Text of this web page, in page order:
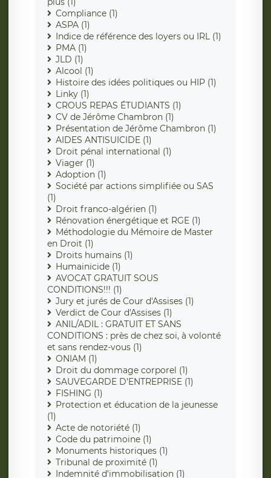
Compliance (1)
ASPA (1)
Indice de référence des loyers ou IRL (1)
PMA (1)
JLD (1)
Alcool (1)
Histoire des idées politiques ou HIP (1)
Linky (1)
CROUS REPAS ÉTUDIANTS (1)
CV de Jérôme Chambron (1)
Présentation de Jérôme Chambron (1)
AIDES ANTISUICIDE (1)
Droit pénal international (1)
Viager (1)
Adoption (1)
Société par actions simplifiée ou SAS
(1)
Droit franco-algérien (1)
Rénovation énergétique et RGE (1)
Méthodologie du Mémoire de Master
en Droit (1)
Droits humains (1)
Humainicide (1)
AVOCAT GRATUIT SOUS
CONDITIONS!!! (1)
Jury et jurés de Cour d'Assises (1)
Verdict de Cour d'Assises (1)
ANIL/ADIL : GRATUIT ET SANS
CONDITIONS : près de chez soi, à volonté
et sans rendez-vous (1)
ONIAM (1)
Droit du dommage corporel (1)
SAUVEGARDE D'ENTREPRISE (1)
FISHING (1)
Protection et éducation de la jeunesse
(1)
Acte de notoriété (1)
Code du patrimoine (1)
Monuments historiques (1)
Tribunal de proximité (1)
Indemnité d'immobilisation (1)